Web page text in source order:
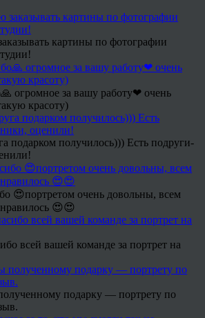
картины по фотографии
огромное за вашу работу❤ очень
красоту)
подарком получилось))) Есть подруги-
😍портретом очень довольны, всем
😍😍
всей вашей команде за портрет на
подарку — портрету по